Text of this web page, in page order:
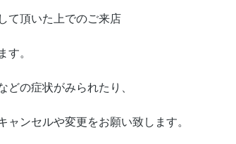
て頂いた上でのご来店
す。
どの症状がみられたり、
ャンセルや変更をお願い致します。